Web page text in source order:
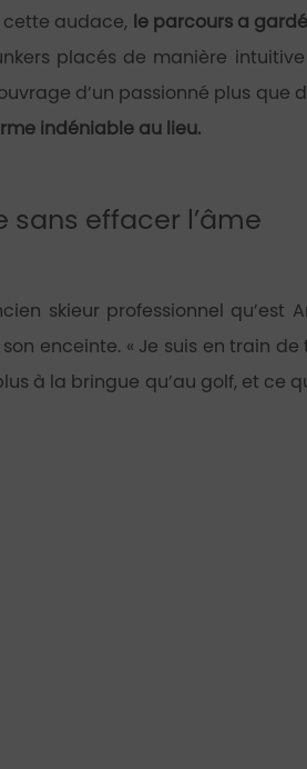
cette audace, le parcours a
placés de manière
d’un passionné plus que
indéniable au lieu.
sans effacer l’âme
skieur professionnel
enceinte. « Je suis en train
à la bringue qu’au golf, et ce